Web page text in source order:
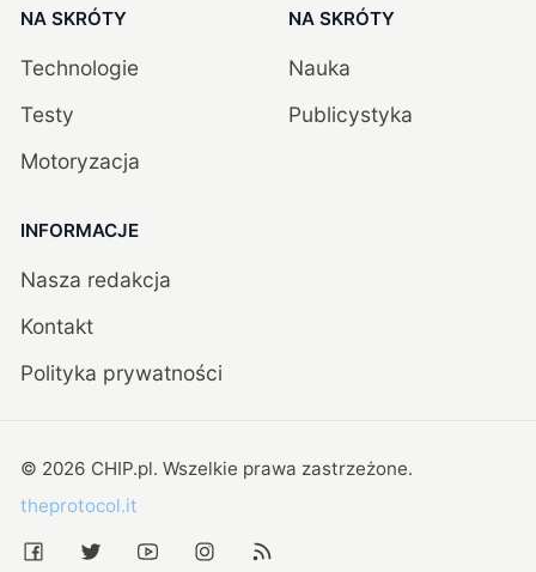
NA SKRÓTY
Technologie
Testy
Motoryzacja
NA SKRÓTY
Nauka
Publicystyka
INFORMACJE
Nasza redakcja
Kontakt
Polityka prywatności
© 2026 CHIP.pl. Wszelkie prawa zastrzeżone.
theprotocol.it